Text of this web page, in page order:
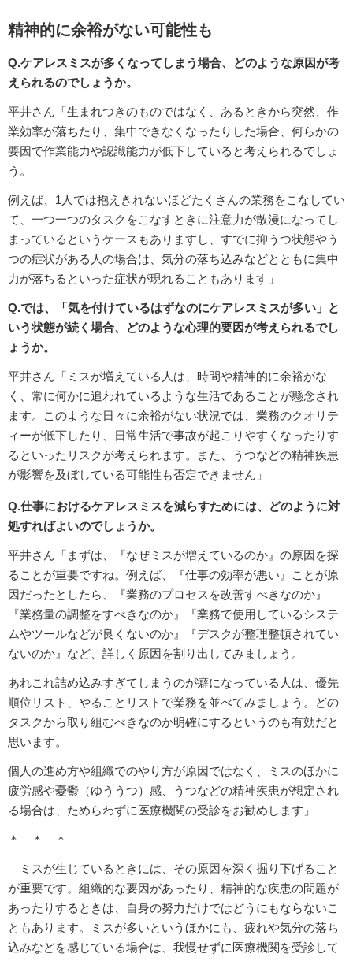
精神的に余裕がない可能性も
Q.ケアレスミスが多くなってしまう場合、どのような原因が考
えられるのでしょうか。
平井さん「生まれつきのものではなく、あるときから突然、作
業効率が落ちたり、集中できなくなったりした場合、何らかの
要因で作業能力や認識能力が低下していると考えられるでしょ
う。
例えば、1人では抱えきれないほどたくさんの業務をこなしてい
て、一つ一つのタスクをこなすときに注意力が散漫になってし
まっているというケースもありますし、すでに抑うつ状態やう
つの症状がある人の場合は、気分の落ち込みなどとともに集中
力が落ちるといった症状が現れることもあります」
Q.では、「気を付けているはずなのにケアレスミスが多い」と
いう状態が続く場合、どのような心理的要因が考えられるでし
ょうか。
平井さん「ミスが増えている人は、時間や精神的に余裕がな
く、常に何かに追われているような生活であることが懸念され
ます。このような日々に余裕がない状況では、業務のクオリテ
ィーが低下したり、日常生活で事故が起こりやすくなったりす
るといったリスクが考えられます。また、うつなどの精神疾患
が影響を及ぼしている可能性も否定できません」
Q.仕事におけるケアレスミスを減らすためには、どのように対
処すればよいのでしょうか。
平井さん「まずは、『なぜミスが増えているのか』の原因を探
ることが重要ですね。例えば、『仕事の効率が悪い』ことが原
因だったとしたら、『業務のプロセスを改善すべきなのか』
『業務量の調整をすべきなのか』『業務で使用しているシステ
ムやツールなどが良くないのか』『デスクが整理整頓されてい
ないのか』など、詳しく原因を割り出してみましょう。
あれこれ詰め込みすぎてしまうのが癖になっている人は、優先
順位リスト、やることリストで業務を並べてみましょう。どの
タスクから取り組むべきなのか明確にするというのも有効だと
思います。
個人の進め方や組織でのやり方が原因ではなく、ミスのほかに
疲労感や憂鬱（ゆううつ）感、うつなどの精神疾患が想定され
る場合は、ためらわずに医療機関の受診をお勧めします」
＊ ＊ ＊
ミスが生じているときには、その原因を深く掘り下げること
が重要です。組織的な要因があったり、精神的な疾患の問題が
あったりするときは、自身の努力だけではどうにもならないこ
ともあります。ミスが多いというほかにも、疲れや気分の落ち
込みなどを感じている場合は、我慢せずに医療機関を受診して